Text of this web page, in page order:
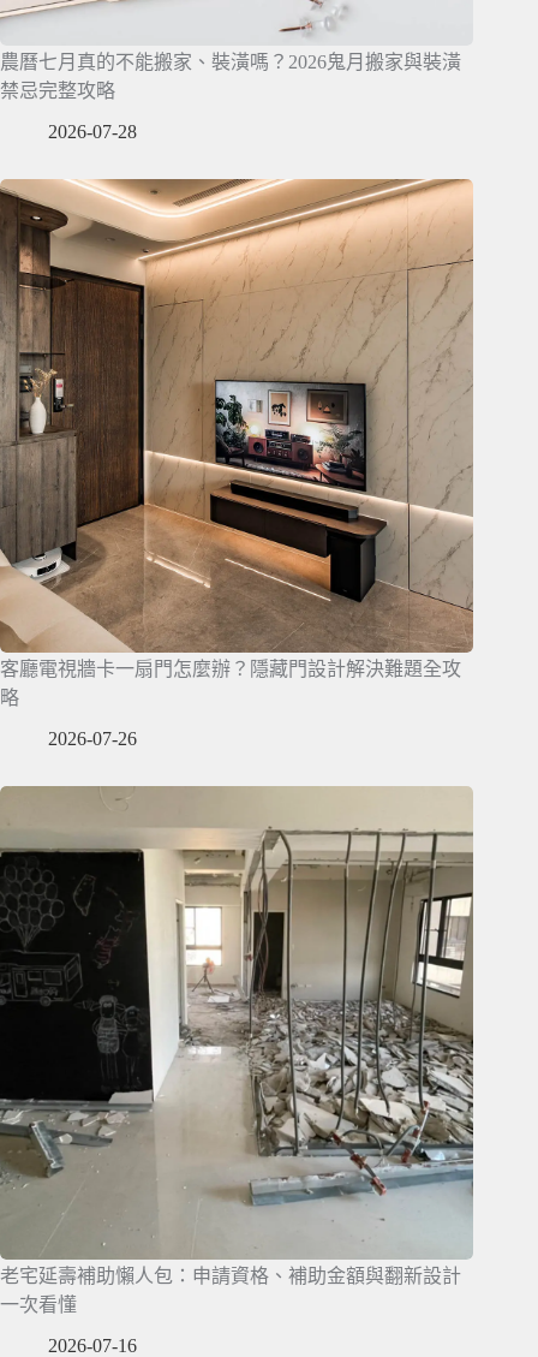
農曆七月真的不能搬家、裝潢嗎？2026鬼月搬家與裝潢
禁忌完整攻略
2026-07-28
客廳電視牆卡一扇門怎麼辦？隱藏門設計解決難題全攻
略
2026-07-26
老宅延壽補助懶人包：申請資格、補助金額與翻新設計
一次看懂
2026-07-16